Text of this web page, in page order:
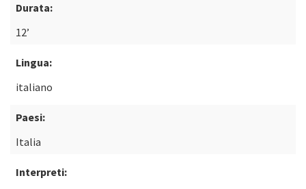
Durata:
12’
Lingua:
italiano
Paesi:
Italia
Interpreti: